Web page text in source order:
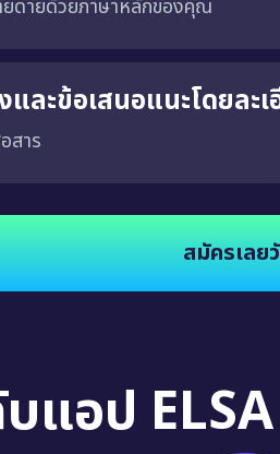
ยดายด้วยภาษาหลักของคุณ
ละข้อเสนอแนะโดยละ
สาร
สมัครเลย
แอป